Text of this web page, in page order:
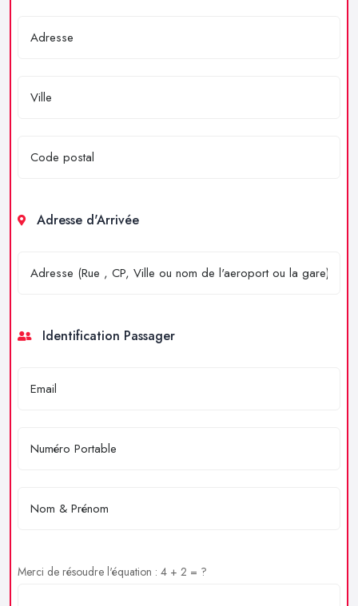
Adresse d'Arrivée
Identification Passager
Merci de résoudre l'équation : 4 + 2 = ?